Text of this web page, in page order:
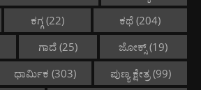
ಕಗ್ಗ(22) ಕಥೆ (204)
ಗಾದೆ(25) ಜೋಕ್ಸ್ (19)
ಧಾರ್ಮಿಕ (303) ಪುಣ್ಯ ಕ್ಷೇತ್ರ(99)